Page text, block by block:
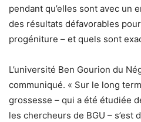
pendant qu’elles sont avec un
des résultats défavorables
progéniture – et quels sont
L’université Ben Gourion du
communiqué. « Sur le long
grossesse – qui a été étudiée
les chercheurs de BGU – s’est